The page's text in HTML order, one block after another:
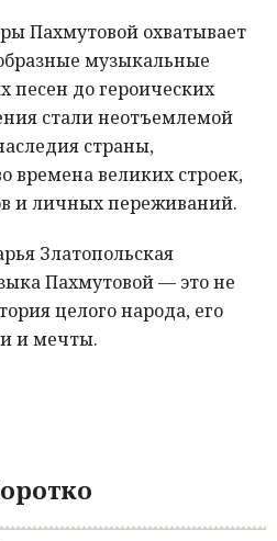
Пахмутовой охватывает
музыкальные
песен до героических
стали неотъемлемой
страны,
времена великих строек,
и личных переживаний.
Златопольская
Пахмутовой — это не
целого народа, его
и мечты.